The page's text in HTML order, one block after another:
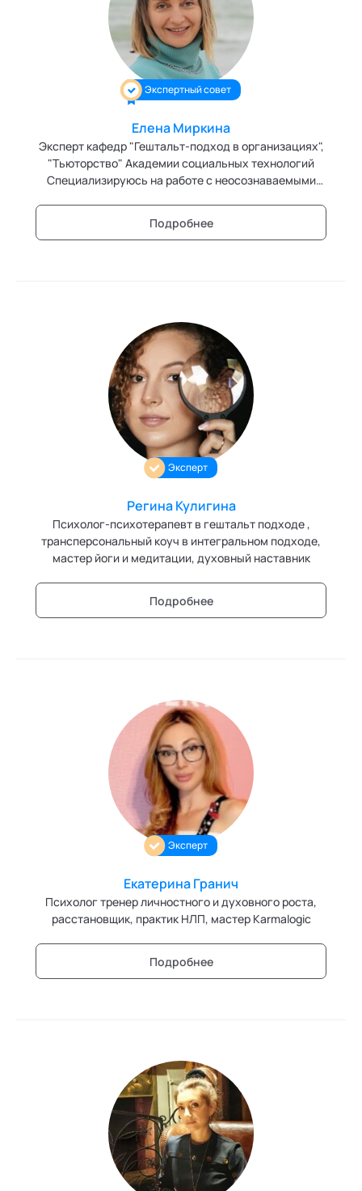
Персонология и поведенческий анализ
Позитивная динамическая психотерапия
Системные продажи
Современный гипноз
Современный этикет
Технологии командного менеджмента
Технологии стратегического управления
Трансперсональная психология
Фасилитация и модерация
Цифровой профайлинг
Экспертный совет
Елена Миркина
Эксперт кафедр "Гештальт-подход в организациях",
"Тьюторство" Академии социальных технологий
Специализируюсь на работе с неосознаваемыми
Подробнее
Эксперт
Регина Кулигина
Психолог-психотерапевт в гештальт подходе ,
трансперсональный коуч в интегральном подходе,
мастер йоги и медитации, духовный наставник
Подробнее
Эксперт
Екатерина Гранич
Психолог тренер личностного и духовного роста,
расстановщик, практик НЛП, мастер Karmalogic
Подробнее